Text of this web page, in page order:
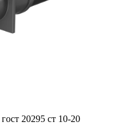
20295 ст 10-20